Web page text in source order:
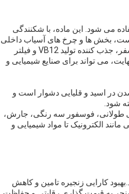
می شود. این ماده، با شکنندگی
بخش ها و چرخ های آسیاب داخلی.
اکسید آلومینیوم سفید می تواند به عنوان یک ماده اولیه برای ایجاد یک نوع جدید از باکتری کش آلومینیوم فسفر، جذب کننده تولید VB12 و فیلتر
می تواند برای صنایع شیمیایی و
در اسید و قلیایی دشوار است و
شود.
طولانی، فوسفور سه رنگی، جارش،
الکترونیک تا مواد شیمیایی و
کارایی زنجیره تامین و کاهش